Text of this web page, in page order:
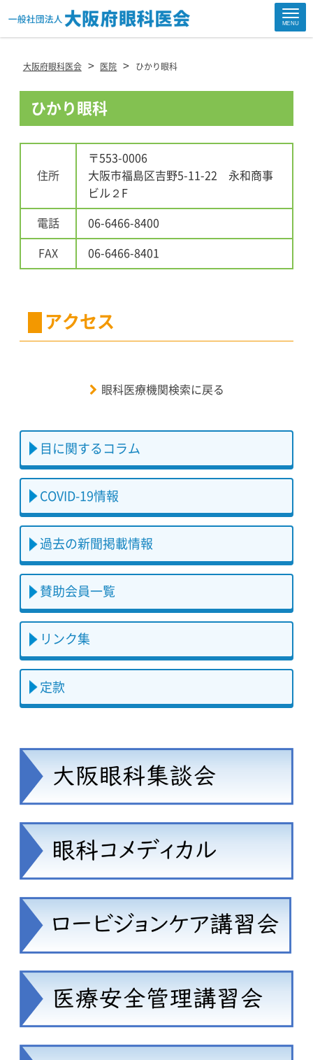
MENU
大阪府眼科医会 > 医院 > ひかり眼科
ひかり眼科
住所
〒553-0006
大阪市福島区吉野5-11-22 永和商事
ビル２F
電話 06-6466-8400
FAX 06-6466-8401
アクセス
眼科医療機関検索に戻る
目に関するコラム
COVID-19情報
過去の新聞掲載情報
賛助会員一覧
リンク集
定款
Site
Footer